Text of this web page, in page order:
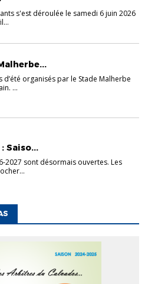
s'est déroulée le samedi 6 juin 2026
organisés par le Stade Malherbe
...
Saiso...
2027 sont désormais ouvertes. Les